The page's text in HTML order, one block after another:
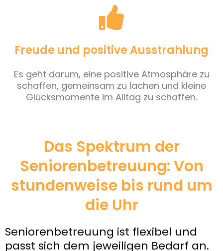
Freude und positive Ausstrahlung
Es geht darum, eine positive Atmosphäre zu
schaffen, gemeinsam zu lachen und kleine
Glücksmomente im Alltag zu schaffen.
Das Spektrum der
Seniorenbetreuung: Von
stundenweise bis rund um
die Uhr
Seniorenbetreuung ist flexibel und
passt sich dem jeweiligen Bedarf an.